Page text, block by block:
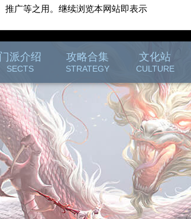
门派介绍
SECTS
攻略合集
STRATEGY
文化站
CULTURE
推广等之用。继续浏览本网站即表示